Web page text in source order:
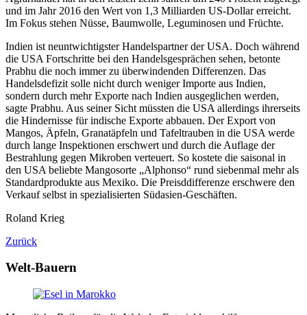
und im Jahr 2016 den Wert von 1,3 Milliarden US-Dollar erreicht.
Im Fokus stehen Nüsse, Baumwolle, Leguminosen und Früchte.
Indien ist neuntwichtigster Handelspartner der USA. Doch während
die USA Fortschritte bei den Handelsgesprächen sehen, betonte
Prabhu die noch immer zu überwindenden Differenzen. Das
Handelsdefizit solle nicht durch weniger Importe aus Indien,
sondern durch mehr Exporte nach Indien ausgeglichen werden,
sagte Prabhu. Aus seiner Sicht müssten die USA allerdings ihrerseits
die Hindernisse für indische Exporte abbauen. Der Export von
Mangos, Äpfeln, Granatäpfeln und Tafeltrauben in die USA werde
durch lange Inspektionen erschwert und durch die Auflage der
Bestrahlung gegen Mikroben verteuert. So kostete die saisonal in
den USA beliebte Mangosorte „Alphonso“ rund siebenmal mehr als
Standardprodukte aus Mexiko. Die Preisddifferenze erschwere den
Verkauf selbst in spezialisierten Südasien-Geschäften.
Roland Krieg
Zurück
Welt-Bauern